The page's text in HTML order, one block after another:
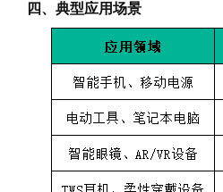
四、典型应用场景